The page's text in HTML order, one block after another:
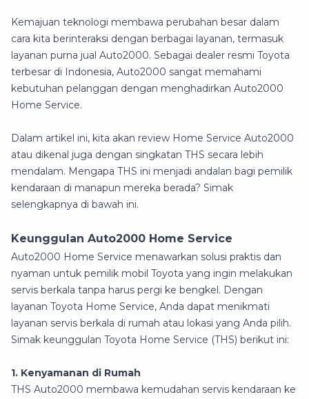
Kemajuan teknologi membawa perubahan besar dalam
cara kita berinteraksi dengan berbagai layanan, termasuk
layanan purna jual Auto2000. Sebagai dealer resmi Toyota
terbesar di Indonesia, Auto2000 sangat memahami
kebutuhan pelanggan dengan menghadirkan Auto2000
Home Service.
Dalam artikel ini, kita akan review Home Service Auto2000
atau dikenal juga dengan singkatan THS secara lebih
mendalam. Mengapa THS ini menjadi andalan bagi pemilik
kendaraan di manapun mereka berada? Simak
selengkapnya di bawah ini.
Keunggulan Auto2000 Home Service
Auto2000 Home Service menawarkan solusi praktis dan
nyaman untuk pemilik mobil Toyota yang ingin melakukan
servis berkala tanpa harus pergi ke bengkel. Dengan
layanan Toyota Home Service, Anda dapat menikmati
layanan servis berkala di rumah atau lokasi yang Anda pilih.
Simak keunggulan Toyota Home Service (THS) berikut ini:
1. Kenyamanan di Rumah
THS Auto2000 membawa kemudahan servis kendaraan ke